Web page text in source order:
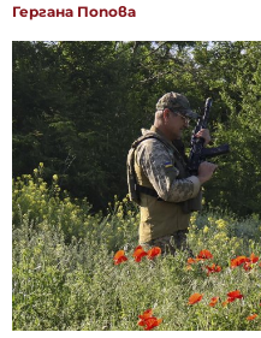
Гергана Попова